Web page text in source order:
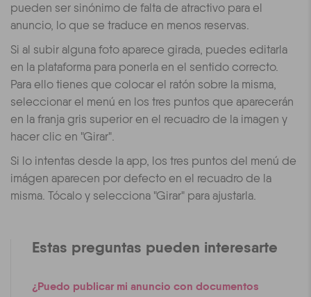
pueden ser sinónimo de falta de atractivo para el
anuncio, lo que se traduce en menos reservas.
Si al subir alguna foto aparece girada, puedes editarla
en la plataforma para ponerla en el sentido correcto.
Para ello tienes que colocar el ratón sobre la misma,
seleccionar el menú en los tres puntos que aparecerán
en la franja gris superior en el recuadro de la imagen y
hacer clic en "Girar".
Si lo intentas desde la app, los tres puntos del menú de
imágen aparecen por defecto en el recuadro de la
misma. Tócalo y selecciona "Girar" para ajustarla.
Estas preguntas pueden interesarte
¿Puedo publicar mi anuncio con documentos